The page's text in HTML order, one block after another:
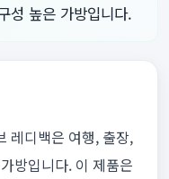
성 높은 가방입니다.
레디백은 여행, 출장,
방입니다. 이 제품은